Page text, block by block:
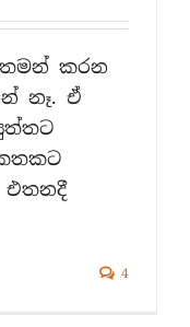
තමන් කරන
නෑ. ඒ
එතනදී
4